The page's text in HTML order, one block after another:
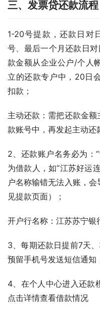
三、发票贷还款流程
1-20号提款，还款日对
号、最后一个月还款日
款金额从企业公户/个人
立的还款专户中，20日
扣款；
主动还款：需把还款金
款账号中，再发起主动还
2、还款账户名务必为：
为借款人，如“江苏好运
户名称输错无法入账，
见提款页面）；
开户行名称：江苏苏宁银
3、每期还款日提前7天
预留手机号发送短信通知
4、在个人中心进入还款
点击详情查看借款情况